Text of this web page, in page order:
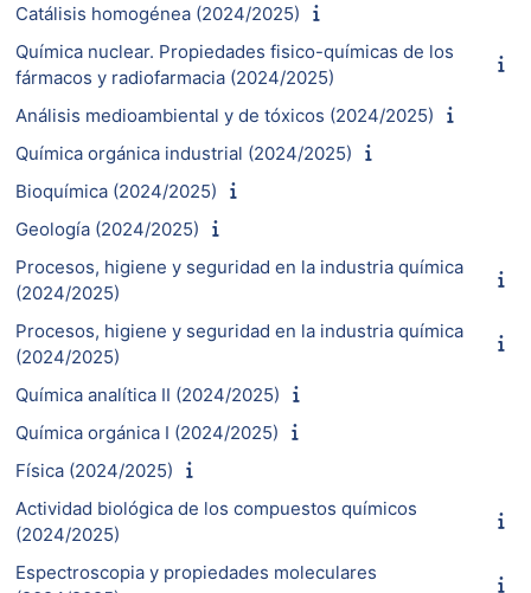
Catálisis homogénea (2024/2025)
Química nuclear. Propiedades fisico-químicas de los
fármacos y radiofarmacia (2024/2025)
Análisis medioambiental y de tóxicos (2024/2025)
Química orgánica industrial (2024/2025)
Bioquímica (2024/2025)
Geología (2024/2025)
Procesos, higiene y seguridad en la industria química
(2024/2025)
Procesos, higiene y seguridad en la industria química
(2024/2025)
Química analítica II (2024/2025)
Química orgánica I (2024/2025)
Física (2024/2025)
Actividad biológica de los compuestos químicos
(2024/2025)
Espectroscopia y propiedades moleculares